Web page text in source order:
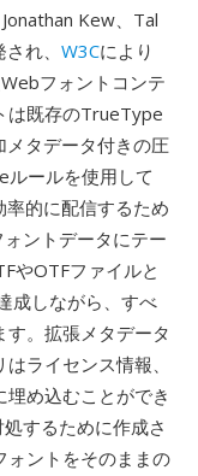
Kew、Tal
れ、 W3Cにより
フォントコンテ
は既存のTrueType
タデータ付きの圧
ルールを使用して
的に配信するため
ントデータにテー
やOTFファイルと
成しながら、すべ
。拡張メタデータ
ライセンス情報、
め込むことができ
するために作成さ
ォントをそのままの